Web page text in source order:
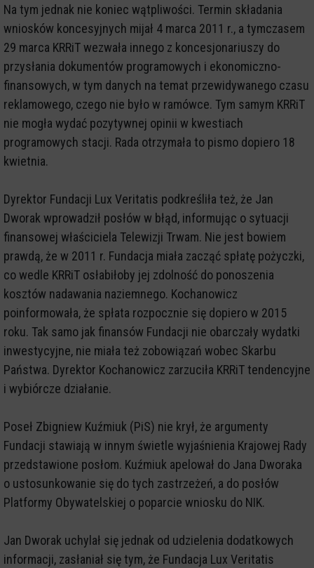
Na tym jednak nie koniec wątpliwości. Termin składania
wniosków koncesyjnych mijał 4 marca 2011 r., a tymczasem
29 marca KRRiT wezwała innego z koncesjonariuszy do
przysłania dokumentów programowych i ekonomiczno-
finansowych, w tym danych na temat przewidywanego czasu
reklamowego, czego nie było w ramówce. Tym samym KRRiT
nie mogła wydać pozytywnej opinii w kwestiach
programowych stacji. Rada otrzymała to pismo dopiero 18
kwietnia.
Dyrektor Fundacji Lux Veritatis podkreśliła też, że Jan
Dworak wprowadził posłów w błąd, informując o sytuacji
finansowej właściciela Telewizji Trwam. Nie jest bowiem
prawdą, że w 2011 r. Fundacja miała zacząć spłatę pożyczki,
co wedle KRRiT osłabiłoby jej zdolność do ponoszenia
kosztów nadawania naziemnego. Kochanowicz
poinformowała, że spłata rozpocznie się dopiero w 2015
roku. Tak samo jak finansów Fundacji nie obarczały wydatki
inwestycyjne, nie miała też zobowiązań wobec Skarbu
Państwa. Dyrektor Kochanowicz zarzuciła KRRiT tendencyjne
i wybiórcze działanie.
Poseł Zbigniew Kuźmiuk (PiS) nie krył, że argumenty
Fundacji stawiają w innym świetle wyjaśnienia Krajowej Rady
przedstawione posłom. Kuźmiuk apelował do Jana Dworaka
o ustosunkowanie się do tych zastrzeżeń, a do posłów
Platformy Obywatelskiej o poparcie wniosku do NIK.
Jan Dworak uchylał się jednak od udzielenia dodatkowych
informacji, zasłaniał się tym, że Fundacja Lux Veritatis